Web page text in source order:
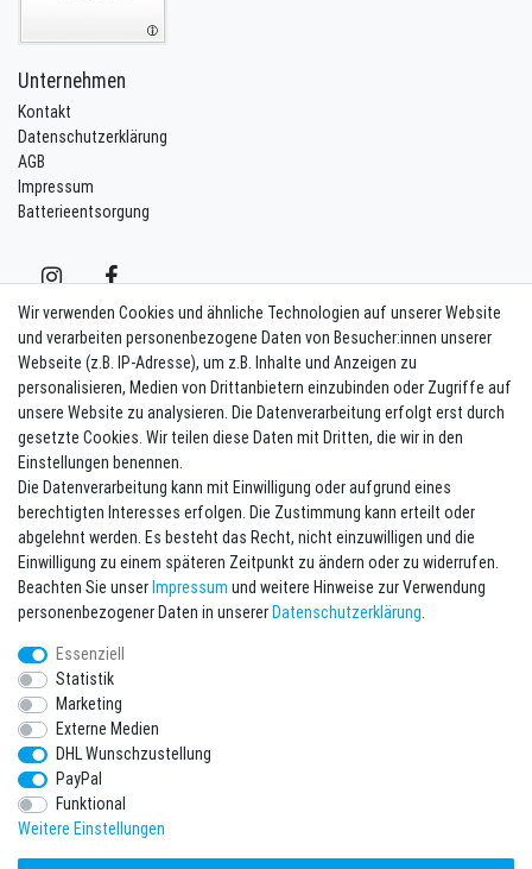
Unternehmen
Kontakt
Datenschutzerklärung
AGB
Impressum
Batterieentsorgung
Vertrag widerrufen Kontakt
Newsletter eintragen
Melde Dich an um alle Vorteile zu genießen. Plus 10 EUR Gutschein für
die Newsletteranmeldung, einlösbar ab 75 EUR Warenwert!
E-MAIL **
Newsletter
Honig
Hiermit bestätige ich, dass ich dieDaten­schutz­erklärunggelesen habe. Meine
Einwilligung kann ich jederzeit widerrufen.**
* Pflichtfeld
Ich möchte den Newsletter abonnieren. Bitte senden Sie mir entsprechend
Ihrer
Daten­schutz­erklärung
Informationen zu folgendem Produktsortiment per E-Mail zu: Sportartikel und
Zubehör aus Ihrem Sortiment.
Wir verwenden Cookies und ähnliche Technologien auf unserer Website
und verarbeiten personenbezogene Daten von Besucher:innen unserer
Webseite (z.B. IP-Adresse), um z.B. Inhalte und Anzeigen zu
personalisieren, Medien von Drittanbietern einzubinden oder Zugriffe auf
unsere Website zu analysieren. Die Datenverarbeitung erfolgt erst durch
gesetzte Cookies. Wir teilen diese Daten mit Dritten, die wir in den
Einstellungen benennen.
Die Datenverarbeitung kann mit Einwilligung oder aufgrund eines
berechtigten Interesses erfolgen. Die Zustimmung kann erteilt oder
abgelehnt werden. Es besteht das Recht, nicht einzuwilligen und die
Einwilligung zu einem späteren Zeitpunkt zu ändern oder zu widerrufen.
Beachten Sie unserImpressum und weitere Hinweise zur Verwendung
personenbezogener Daten in unsererDaten­schutz­erklärung.
Essenziell
Statistik
Marketing
Externe Medien
DHL Wunschzustellung
PayPal
Funktional
Weitere Einstellungen